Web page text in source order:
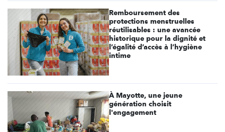
Remboursement des
protections menstruelles
réutilisables : une avancée
historique pour la dignité et
l’égalité d’accès à l’hygiène
intime
À Mayotte, une jeune
génération choisit
l'engagement